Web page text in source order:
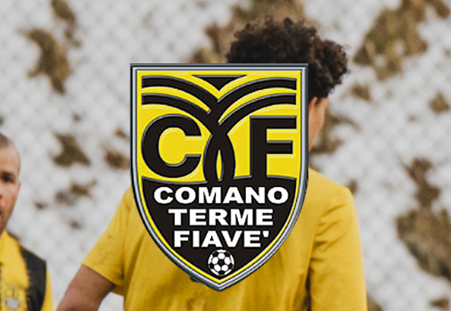
argomenti
delle
notizie:
C5
Femminile
C5 Serie C1
Coppa Italia
Coppa
Trentino